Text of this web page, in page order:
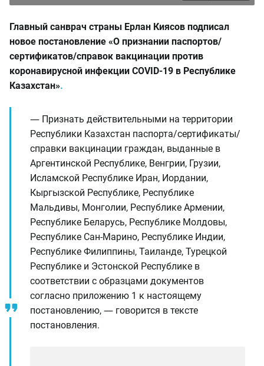
Главный санврач страны Ерлан Киясов подписал
новое постановление «О признании паспортов/
сертификатов/справок вакцинации против
коронавирусной инфекции COVID-19 в Республике
Казахстан».
― Признать действительными на территории
Республики Казахстан паспорта/сертификаты/
справки вакцинации граждан, выданные в
Аргентинской Республике, Венгрии, Грузии,
Исламской Республике Иран, Иордании,
Кыргызской Республике, Республике
Мальдивы, Монголии, Республике Армении,
Республике Беларусь, Республике Молдовы,
Республике Сан-Марино, Республике Индии,
Республике Филиппины, Таиланде, Турецкой
Республике и Эстонской Республике в
соответствии с образцами документов
согласно приложению 1 к настоящему
постановлению, ― говорится в тексте
постановления.